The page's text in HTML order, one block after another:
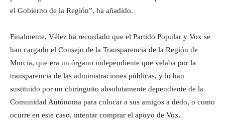
el Gobierno de la Región”, ha añadido.
Finalmente, Vélez ha recordado que el Partido Popular y Vox se
han cargado el Consejo de la Transparencia de la Región de
Murcia, que era un órgano independiente que velaba por la
transparencia de las administraciones públicas, y lo han
sustituido por un chiringuito absolutamente dependiente de la
Comunidad Autónoma para colocar a sus amigos a dedo, o como
ocurre en este caso, intentar comprar el apoyo de Vox.